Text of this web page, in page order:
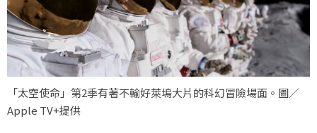
「太空使命」第2季有著不輸好萊塢大片的科幻冒險場面。圖／
Apple TV+提供